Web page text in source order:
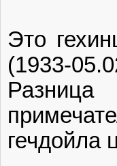
Это
(1933-
гечдойла